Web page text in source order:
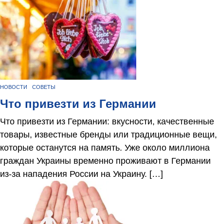
НОВОСТИ СОВЕТЫ
Что привезти из Германии
Что привезти из Германии: вкусности, качественные
товары, известные бренды или традиционные вещи,
которые останутся на память. Уже около миллиона
граждан Украины временно проживают в Германии
из-за нападения России на Украину. […]